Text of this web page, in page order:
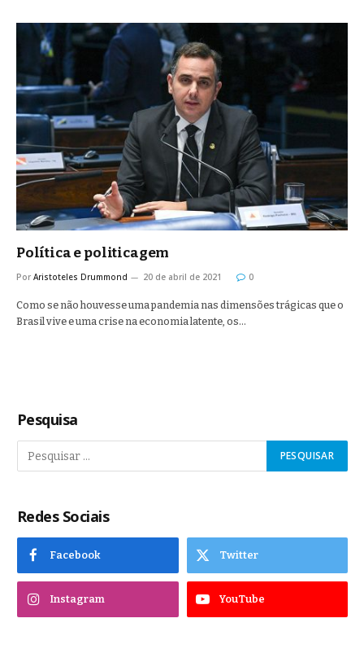
Política e politicagem
Por Aristoteles Drummond 20 de abril de 2021 0
Como se não houvesse uma pandemia nas dimensões trágicas que o
Brasil vive e uma crise na economia latente, os…
Pesquisa
Redes Sociais
Facebook Twitter
Instagram YouTube